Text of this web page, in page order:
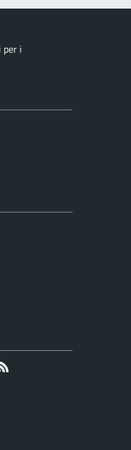
per i